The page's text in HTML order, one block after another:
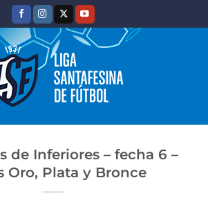
de Inferiores – fecha 6 –
Oro, Plata y Bronce